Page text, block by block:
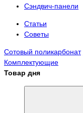
Сэндвич-панели
Статьи
Советы
Сотовый поликарбонат
Комплектующие
Товар дня